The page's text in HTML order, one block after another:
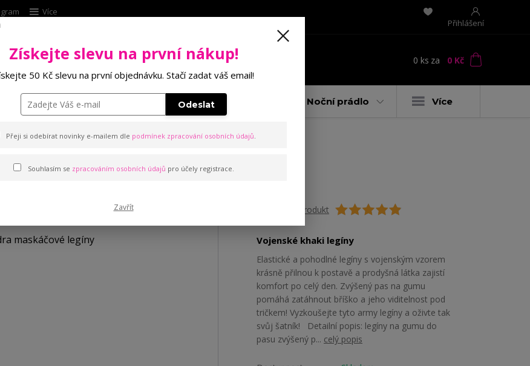
Více
Přihlášení
Hledat 0 ks za 0 Kč
zboží Podprsenky Noční prádlo Více
legíny
Ohodnotit produkt
Vojenské khaki legíny
Elastické a pohodlné legíny s vojenským vzorem
krásně přilnou k postavě a prodyšná látka zajistí
komfort po celý den. Zvýšený pas na gumu
pomáhá zatáhnout bříško a jeho viditelnost pod
tričkem! Vyzkoušejte tyto army legíny a oživte tak
svůj šatník! Detailní popis: legíny na gumu do
pasu zvýšený p... celý popis
Získejte slevu na první nákup!
50 Kč slevu na první objednávku. Stačí zadat váš email!
Odeslat
Přeji si odebírat novinky e-mailem dle podmínek zpracování osobních údajů.
Souhlasím se zpracováním osobních údajů pro účely registrace.
Zavřít